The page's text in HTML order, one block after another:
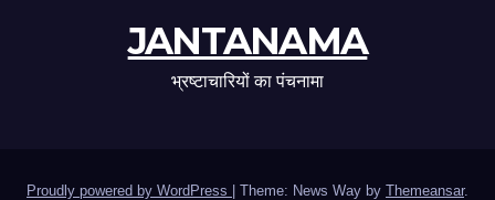
JANTANAMA
भ्रष्टाचारियों का पंचनामा
Proudly powered by WordPress | Theme: News Way by Themeansar.